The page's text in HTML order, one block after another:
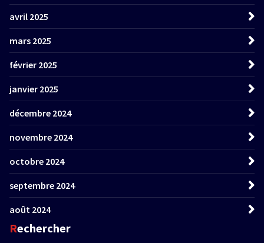
avril 2025
mars 2025
février 2025
janvier 2025
décembre 2024
novembre 2024
octobre 2024
septembre 2024
août 2024
Rechercher